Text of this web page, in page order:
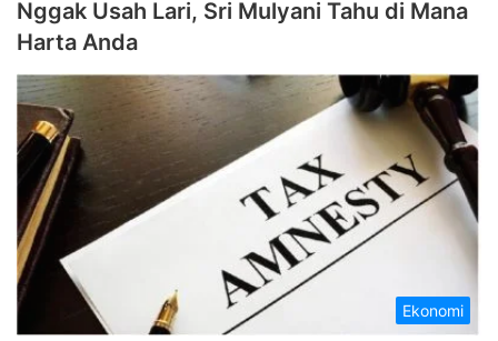
Nggak Usah Lari, Sri Mulyani Tahu di Mana
Harta Anda
Ekonomi